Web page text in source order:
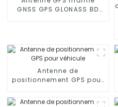
GNSS GPS GLONASS BD
Antenne de
positionnement GPS pour